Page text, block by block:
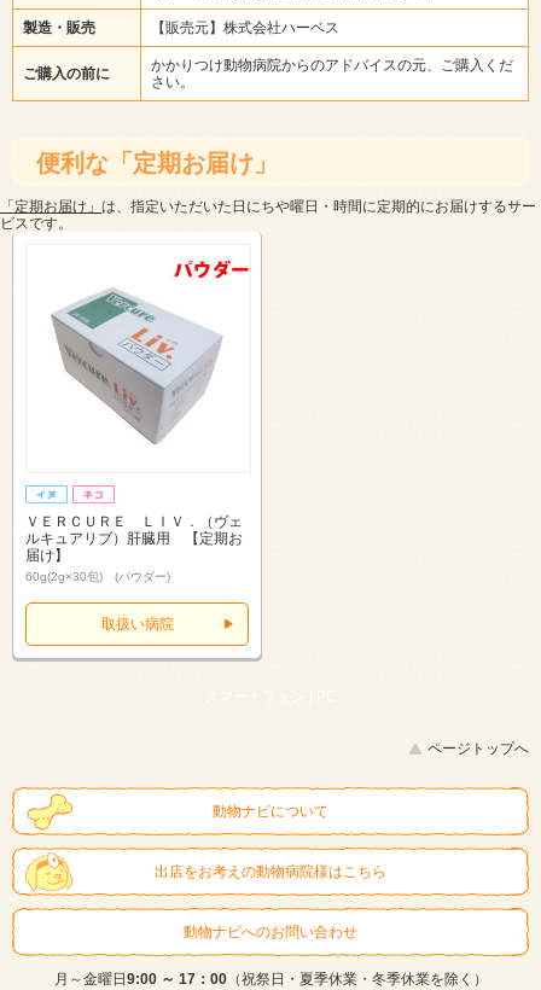
製造・販売 【販売元】株式会社ハーベス
ご購入の前に
かかりつけ動物病院からのアドバイスの元、ご購入くだ
さい。
便利な「定期お届け」
「定期お届け」 は、指定いただいた日にちや曜日・時間に定期的にお届けするサー
ビスです。
ＶＥＲＣＵＲＥ ＬＩＶ．（ヴェ
ルキュアリブ）肝臓用 【定期お
届け】
60g(2g×30包) (パウダー)
取扱い病院
スマートフォン | PC
ページトップへ
動物ナビについて
出店をお考えの動物病院様はこちら
動物ナビへのお問い合わせ
月～金曜日 9:00 ～ 17：00（祝祭日・夏季休業・冬季休業を除く）